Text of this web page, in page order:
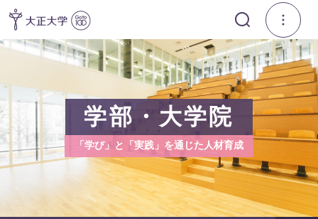
学部・大学院
「学び」と「実践」を通じた人材育成